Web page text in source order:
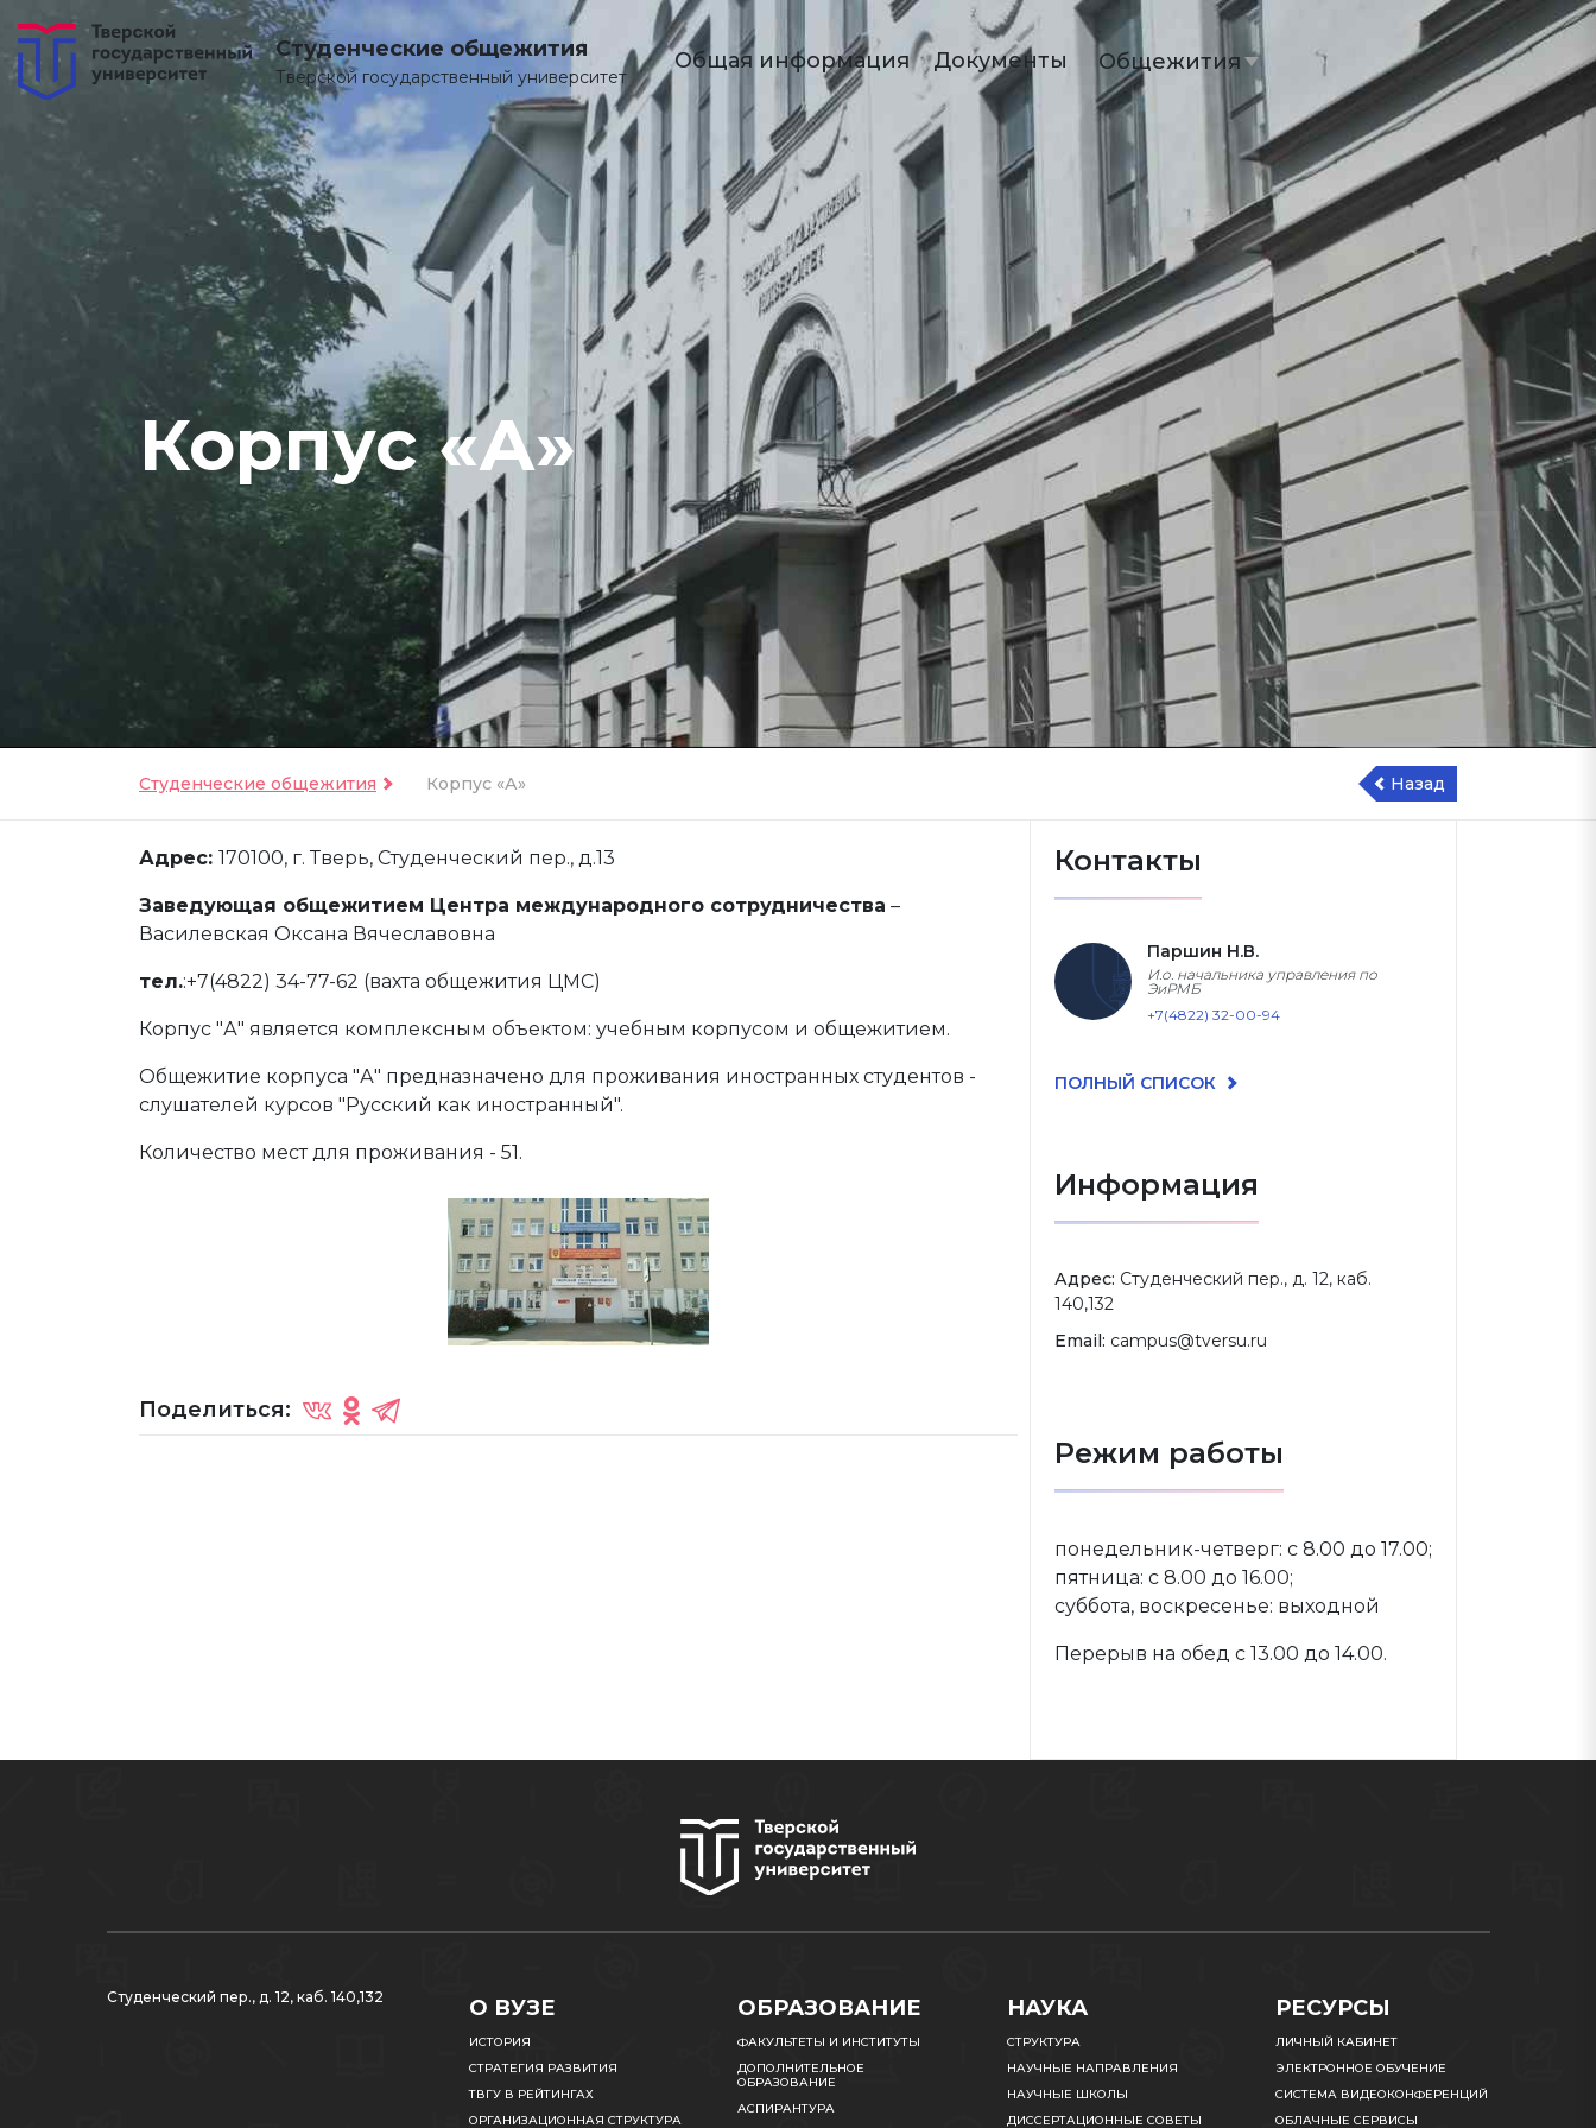
Студенческие общежития
Тверской государственный университет
Общая информация Документы Общежития
Корпус «А»
Студенческие общежития Корпус «А» Назад
Адрес: 170100, г. Тверь, Студенческий пер., д.13
Заведующая общежитием Центра международного сотрудничества –
Василевская Оксана Вячеславовна
тел.:+7(4822) 34-77-62 (вахта общежития ЦМС)
Корпус "А" является комплексным объектом: учебным корпусом и общежитием.
Общежитие корпуса "А" предназначено для проживания иностранных студентов -
слушателей курсов "Русский как иностранный".
Количество мест для проживания - 51.
Поделиться:
Контакты
Паршин Н.В.
И.о. начальника управления по
ЭиРМБ
+7(4822) 32-00-94
ПОЛНЫЙ СПИСОК
Информация
Адрес: Студенческий пер., д. 12, каб.
140,132
Email: campus@tversu.ru
Режим работы
понедельник-четверг: с 8.00 до 17.00;
пятница: с 8.00 до 16.00;
суббота, воскресенье: выходной
Перерыв на обед с 13.00 до 14.00.
Студенческий пер., д. 12, каб. 140,132 О ВУЗЕ
ИСТОРИЯ
СТРАТЕГИЯ РАЗВИТИЯ
ТВГУ В РЕЙТИНГАХ
ОРГАНИЗАЦИОННАЯ СТРУКТУРА
ОБРАЗОВАНИЕ
ФАКУЛЬТЕТЫ И ИНСТИТУТЫ
ДОПОЛНИТЕЛЬНОЕ
ОБРАЗОВАНИЕ
АСПИРАНТУРА
НАУКА
СТРУКТУРА
НАУЧНЫЕ НАПРАВЛЕНИЯ
НАУЧНЫЕ ШКОЛЫ
ДИССЕРТАЦИОННЫЕ СОВЕТЫ
РЕСУРСЫ
ЛИЧНЫЙ КАБИНЕТ
ЭЛЕКТРОННОЕ ОБУЧЕНИЕ
СИСТЕМА ВИДЕОКОНФЕРЕНЦИЙ
ОБЛАЧНЫЕ СЕРВИСЫ